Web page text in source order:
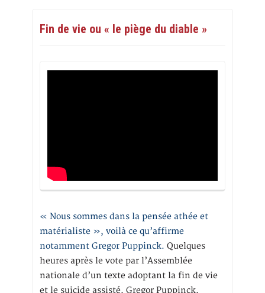
Fin de vie ou « le piège du diable »
« Nous sommes dans la pensée athée et
matérialiste », voilà ce qu’affirme
notamment Gregor Puppinck. Quelques
heures après le vote par l’Assemblée
nationale d’un texte adoptant la fin de vie
et le suicide assisté, Gregor Puppinck,